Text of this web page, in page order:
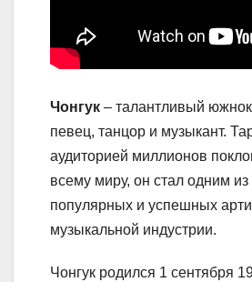
Чонгук – талантливый
певец, танцор и музыкант.
аудиторией миллионов
всему миру, он стал одним
популярных и успешных
музыкальной индустрии.
Чонгук родился 1 сентября